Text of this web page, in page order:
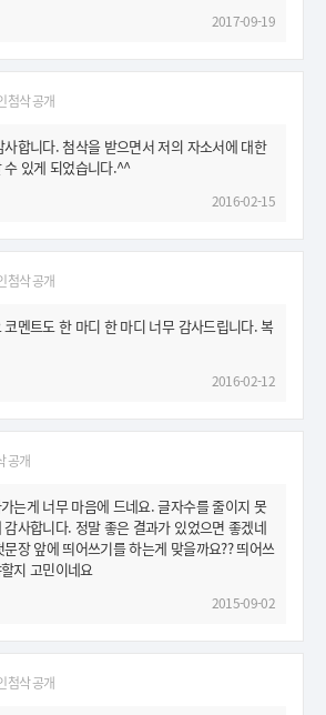
2017-09-19
첨삭 공개
합니다. 첨삭을 받으면서 저의 자소서에 대한
있게 되었습니다.^^
2016-02-15
첨삭 공개
멘트도 한 마디 한 마디 너무 감사드립니다. 복
2016-02-12
공개
는게 너무 마음에 드네요. 글자수를 줄이지 못
사합니다. 정말 좋은 결과가 있었으면 좋겠네
장 앞에 띄어쓰기를 하는게 맞을까요?? 띄어쓰
지 고민이네요
2015-09-02
첨삭 공개